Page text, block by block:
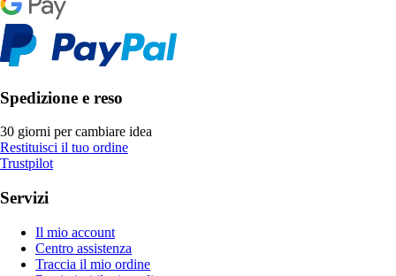
Spedizione e reso
30 giorni per cambiare idea
Restituisci il tuo ordine
Trustpilot
Servizi
Il mio account
Centro assistenza
Traccia il mio ordine